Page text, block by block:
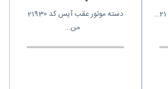
دسته موتور عقب آیس کد 21930
من